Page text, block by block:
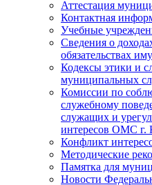
Аттестация
Контактная
Учебные
Сведения о
обязательствах
Кодексы этики и
муниципальных
Комиссии по
служебному
служащих и
интересов ОМС г.
Конфликт
Методические
Памятка для
Новости